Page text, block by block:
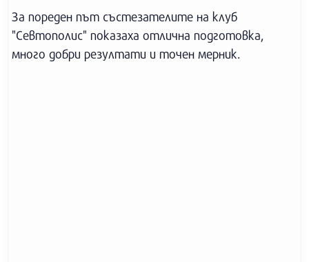
За пореден път състезателите на клуб
"Севтополис" показаха отлична подготовка,
много добри резултати и точен мерник.